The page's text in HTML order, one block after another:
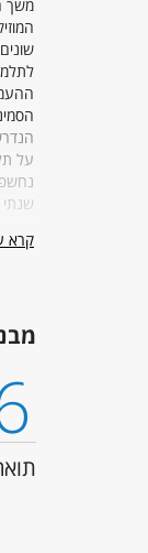
משך
על
שנתי
טלפון: 036408415
קרא